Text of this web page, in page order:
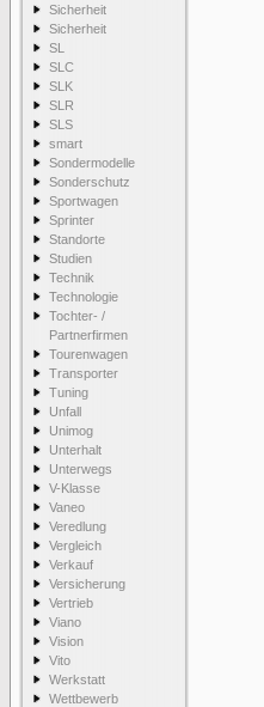
Sicherheit
Sicherheit
SL
SLC
SLK
SLR
SLS
smart
Sondermodelle
Sonderschutz
Sportwagen
Sprinter
Standorte
Studien
Technik
Technologie
Tochter- /
Partnerfirmen
Tourenwagen
Transporter
Tuning
Unfall
Unimog
Unterhalt
Unterwegs
V-Klasse
Vaneo
Veredlung
Vergleich
Verkauf
Versicherung
Vertrieb
Viano
Vision
Vito
Werkstatt
Wettbewerb